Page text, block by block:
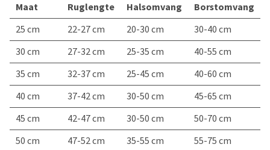
Maat
Ruglengte Halsomvang
Borstomvang
25 cm
22-27 cm 20-30 cm
30-40 cm
30 cm
27-32 cm 25-35 cm
40-55 cm
35 cm
32-37 cm 25-45 cm
40-60 cm
40 cm
37-42 cm 30-50 cm
45-65 cm
45 cm
42-47 cm 30-50 cm
50-70 cm
50 cm
47-52 cm 35-55 cm
55-75 cm